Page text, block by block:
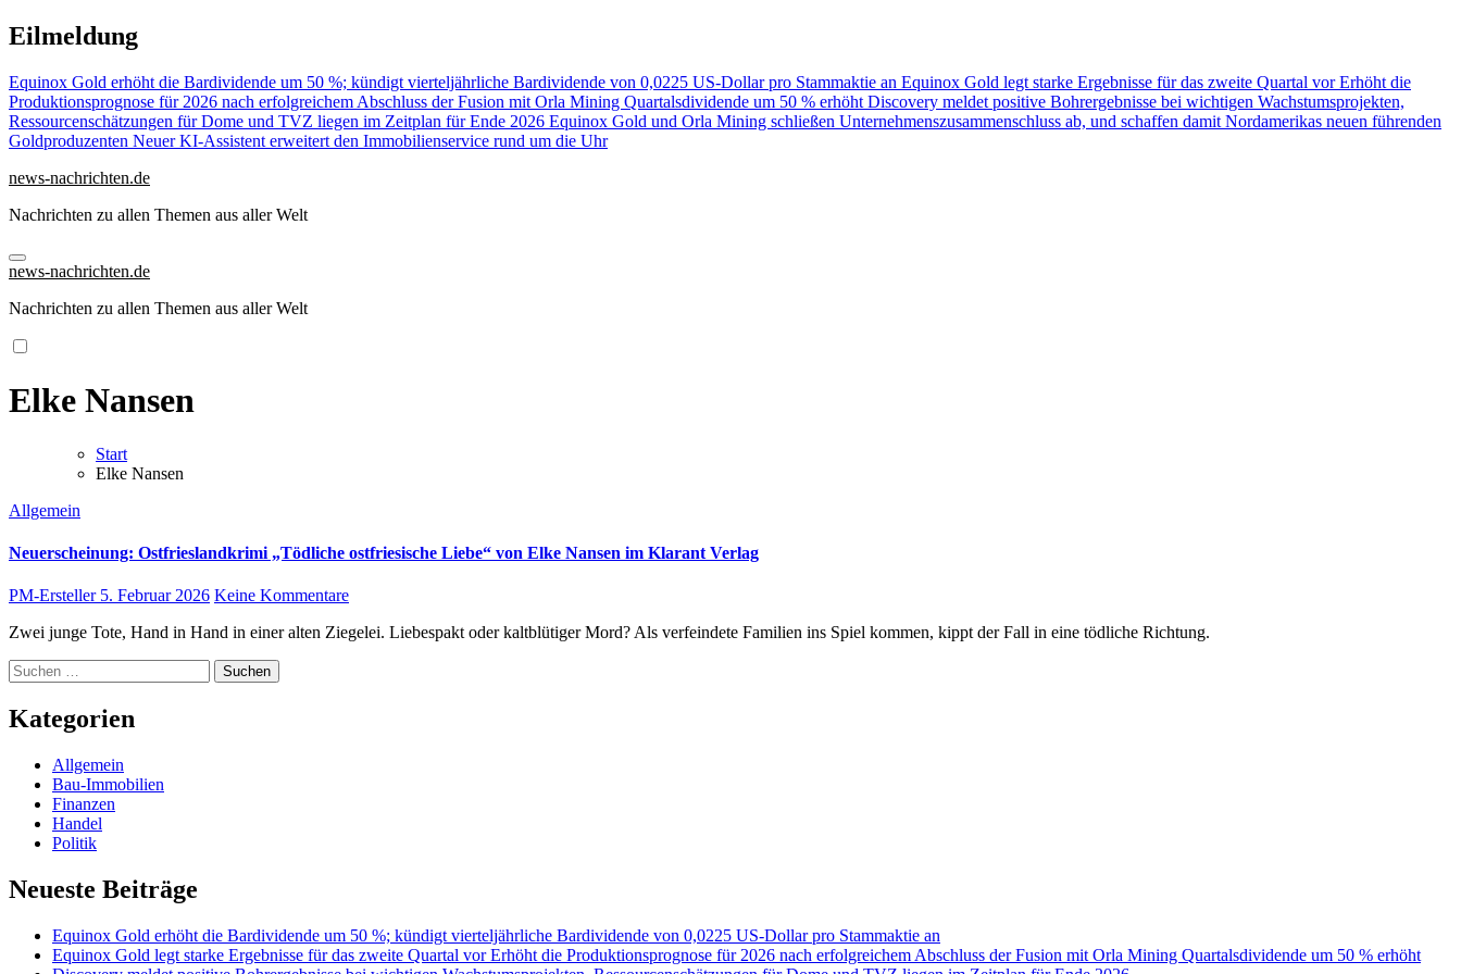
Zu
Inhalten
Eilmeldung
Equinox Gold erhöht die Bardividende um 50 %; kündigt vierteljährliche Bardividende von 0,0225 US-Dollar pro Stammaktie an Equinox Gold legt starke Ergebnisse für das zweite Quartal vor Erhöht die
Produktionsprognose für 2026 nach erfolgreichem Abschluss der Fusion mit Orla Mining Quartalsdividende um 50 % erhöht Discovery meldet positive Bohrergebnisse bei wichtigen Wachstumsprojekten,
Ressourcenschätzungen für Dome und TVZ liegen im Zeitplan für Ende 2026 Equinox Gold und Orla Mining schließen Unternehmenszusammenschluss ab, und schaffen damit Nordamerikas neuen führenden
Goldproduzenten Neuer KI-Assistent erweitert den Immobilienservice rund um die Uhr
news-nachrichten.de
Nachrichten zu allen Themen aus aller Welt
news-nachrichten.de
Nachrichten zu allen Themen aus aller Welt
Elke Nansen
Start
Elke Nansen
Allgemein
Neuerscheinung: Ostfrieslandkrimi „Tödliche ostfriesische Liebe“ von Elke Nansen im Klarant Verlag
PM-Ersteller 5. Februar 2026 Keine Kommentare
Zwei junge Tote, Hand in Hand in einer alten Ziegelei. Liebespakt oder kaltblütiger Mord? Als verfeindete Familien ins Spiel kommen, kippt der Fall in eine tödliche Richtung.
Suchen
nach:
Kategorien
Allgemein
Bau-Immobilien
Finanzen
Handel
Politik
Neueste Beiträge
Equinox Gold erhöht die Bardividende um 50 %; kündigt vierteljährliche Bardividende von 0,0225 US-Dollar pro Stammaktie an
Equinox Gold legt starke Ergebnisse für das zweite Quartal vor Erhöht die Produktionsprognose für 2026 nach erfolgreichem Abschluss der Fusion mit Orla Mining Quartalsdividende um 50 % erhöht